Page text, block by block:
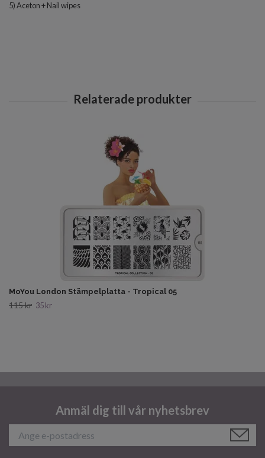
5) Aceton + Nail wipes
MoYou London Stämpelplatta - Tropical 05
115 kr 35 kr
Anmäl dig till vår nyhetsbrev